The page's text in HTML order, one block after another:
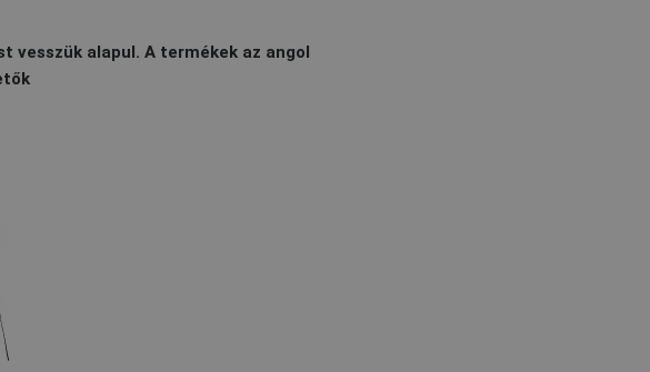
vesszük alapul. A termékek az angol